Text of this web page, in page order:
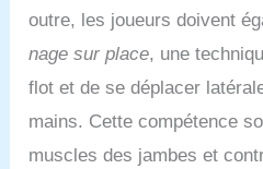
outre, les joueurs doivent
nage sur place, une
flot et de se déplacer
mains. Cette compétence
muscles des jambes et